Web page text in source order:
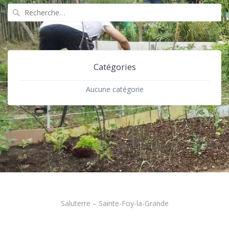
Catégories
Aucune catégorie
Saluterre – Sainte-Foy-la-Grande